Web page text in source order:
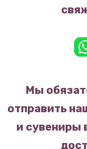
Мы
отправить
и сувениры